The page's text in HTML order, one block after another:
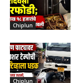
Chiplun
Chiplun